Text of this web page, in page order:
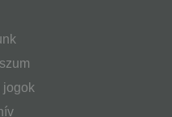
jogok